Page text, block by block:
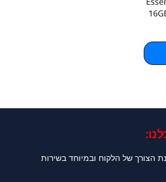
הצורך של הלקוח ובמיוחד בשירות